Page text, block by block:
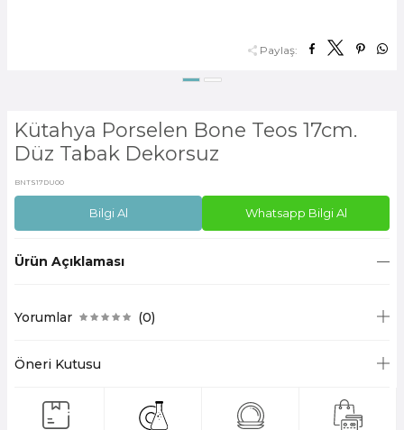
Paylaş:
Kütahya Porselen Bone Teos 17cm.
Düz Tabak Dekorsuz
BNTS17DU00
Bilgi Al Whatsapp Bilgi Al
Ürün Açıklaması
Yorumlar (0)
Öneri Kutusu